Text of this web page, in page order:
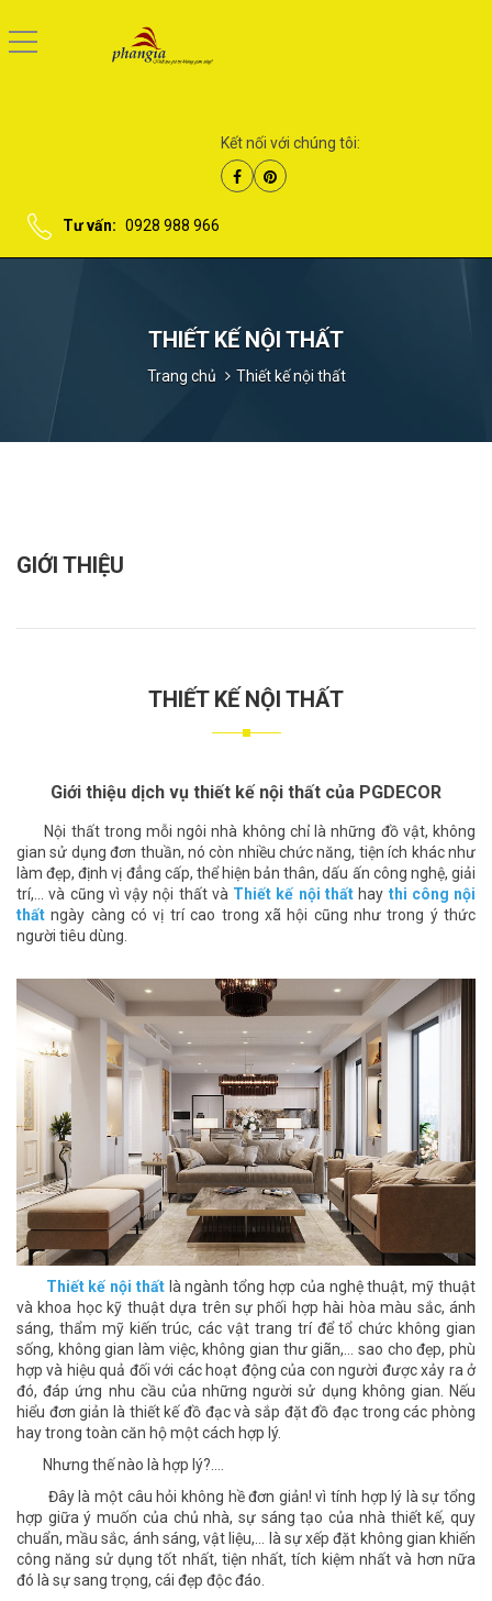
Kết nối với chúng tôi:
Tư vấn: 0928 988 966
THIẾT KẾ NỘI THẤT
Trang chủ Thiết kế nội thất
GIỚI THIỆU
THIẾT KẾ NỘI THẤT
Giới thiệu dịch vụ thiết kế nội thất của PGDECOR
Nội thất trong mỗi ngôi nhà không chỉ là những đồ vật, không
gian sử dụng đơn thuần, nó còn nhiều chức năng, tiện ích khác như
làm đẹp, định vị đẳng cấp, thể hiện bản thân, dấu ấn công nghệ, giải
trí,... và cũng vì vậy nội thất và Thiết kế nội thất hay thi công nội
thất ngày càng có vị trí cao trong xã hội cũng như trong ý thức
người tiêu dùng.
Thiết kế nội thấtlà ngành tổng hợp của nghệ thuật, mỹ thuật
và khoa học kỹ thuật dựa trên sự phối hợp hài hòa màu sắc, ánh
sáng, thẩm mỹ kiến trúc, các vật trang trí để tổ chức không gian
sống, không gian làm việc, không gian thư giãn,... sao cho đẹp, phù
hợp và hiệu quả đối với các hoạt động của con người được xảy ra ở
đó, đáp ứng nhu cầu của những người sử dụng không gian. Nếu
hiểu đơn giản là thiết kế đồ đạc và sắp đặt đồ đạc trong các phòng
hay trong toàn căn hộ một cách hợp lý.
Nhưng thế nào là hợp lý?....
Đây là một câu hỏi không hề đơn giản! vì tính hợp lý là sự tổng
hợp giữa ý muốn của chủ nhà, sự sáng tạo của nhà thiết kế, quy
chuẩn, mầu sắc, ánh sáng, vật liệu,... là sự xếp đặt không gian khiến
công năng sử dụng tốt nhất, tiện nhất, tích kiệm nhất và hơn nữa
đó là sự sang trọng, cái đẹp độc đáo.